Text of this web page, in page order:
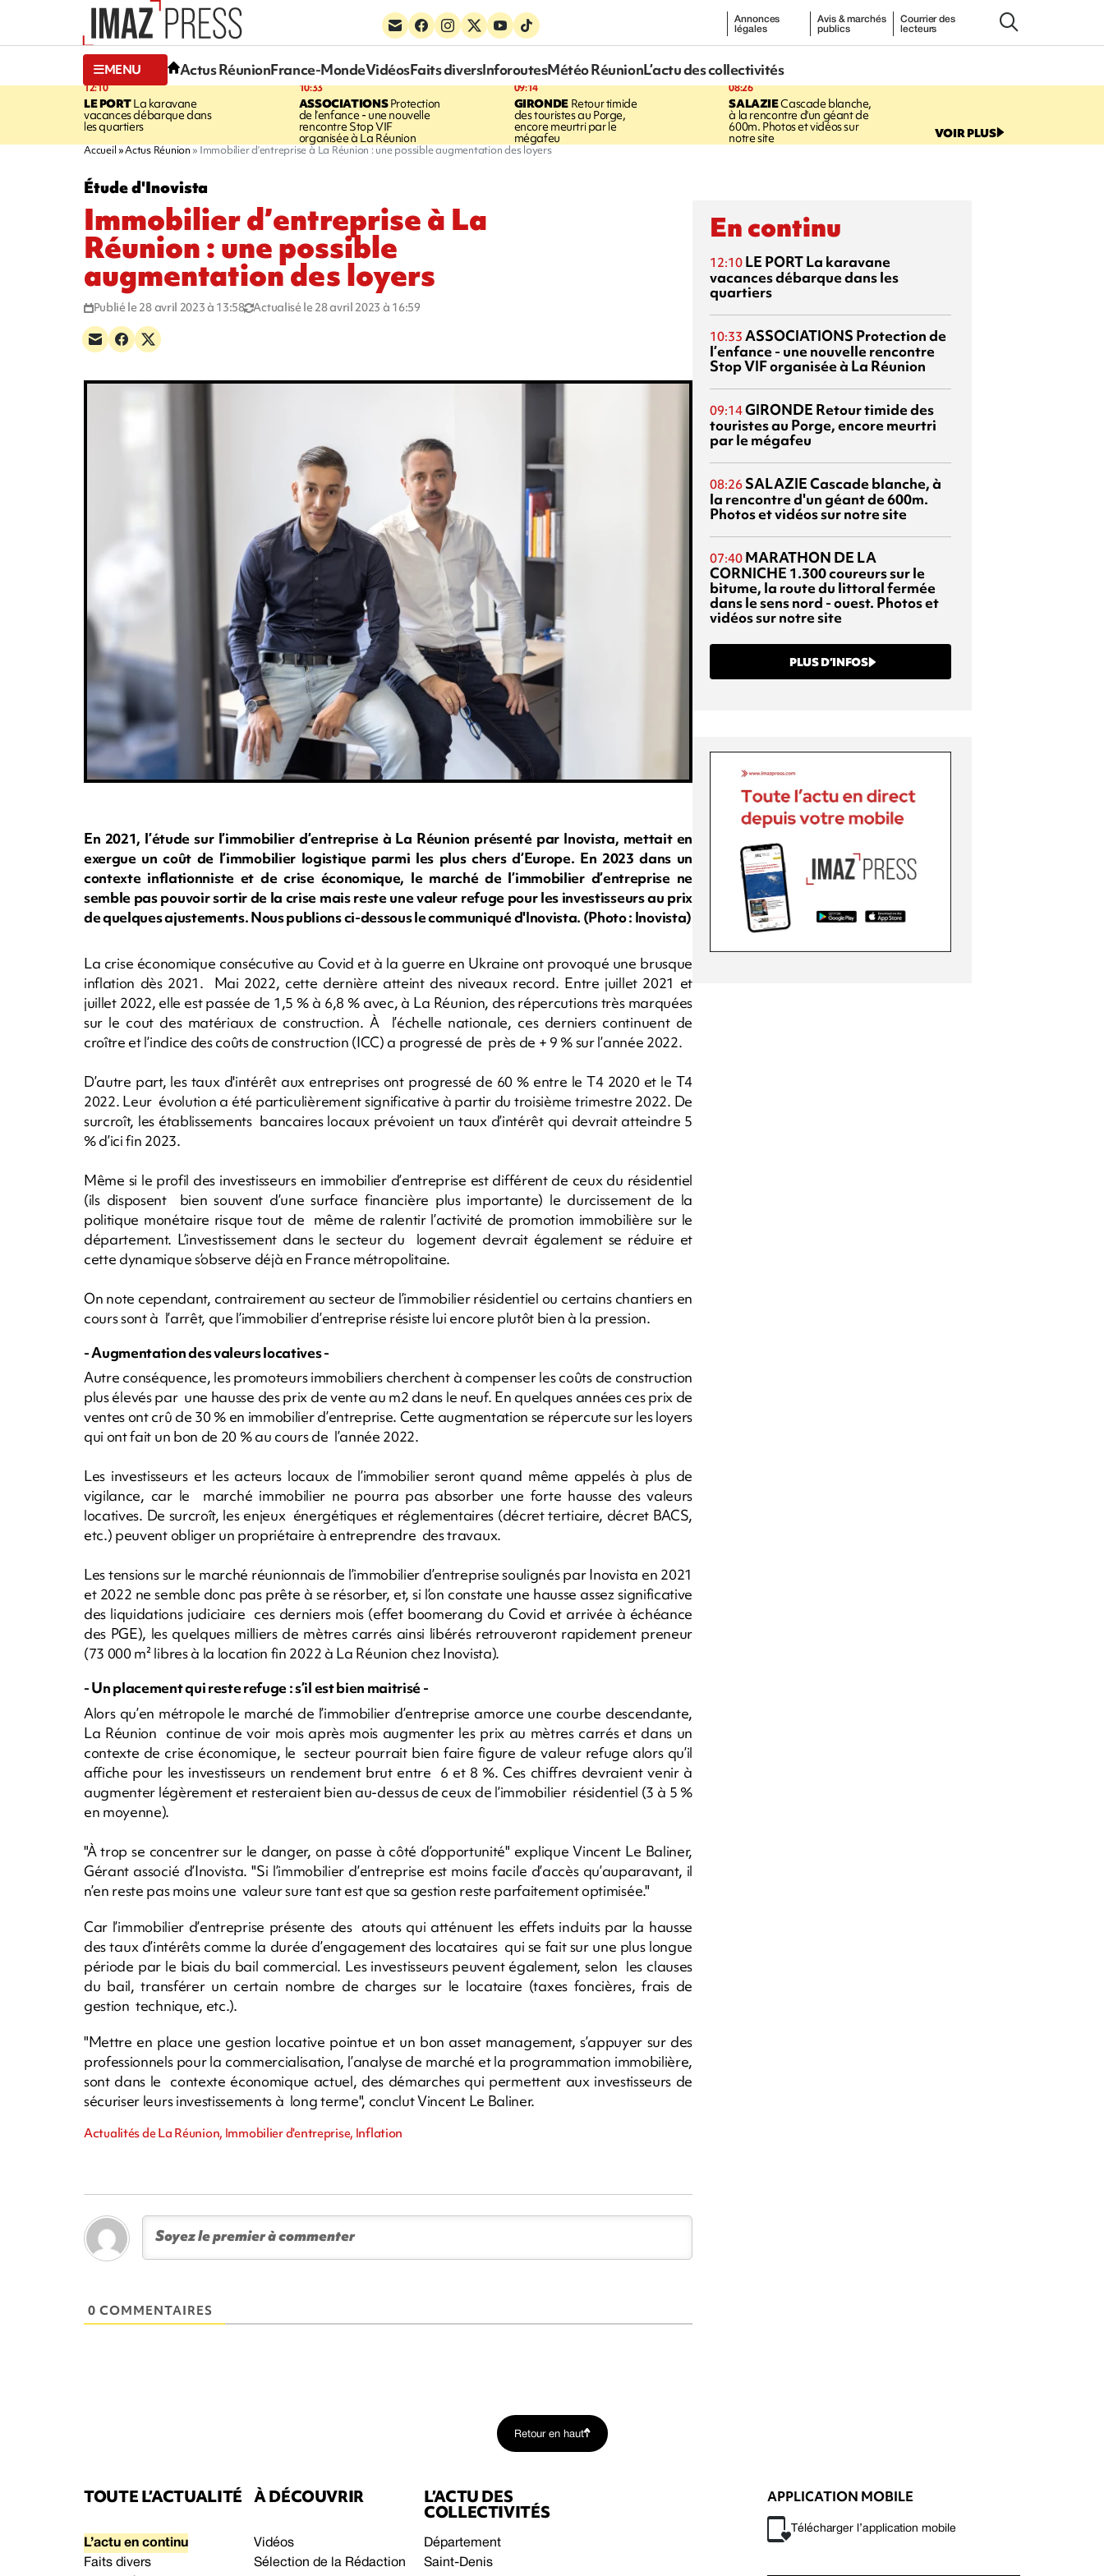
Annonces
légales
Avis & marchés
publics
Courrier des
lecteurs
MENU Actus RéunionFrance-MondeVidéosFaits diversInforoutesMétéo RéunionL’actu des collectivités
12:10
LE PORTLa karavane
vacances débarque dans
les quartiers
10:33
ASSOCIATIONSProtection
de l’enfance - une nouvelle
rencontre Stop VIF
organisée à La Réunion
09:14
GIRONDERetour timide
des touristes au Porge,
encore meurtri par le
mégafeu
08:26
SALAZIECascade blanche,
à la rencontre d'un géant de
600m. Photos et vidéos sur
notre site VOIR PLUS
Accueil Actus Réunion Immobilier d’entreprise à La Réunion : une possible augmentation des loyers
Étude d'Inovista
Immobilier d’entreprise à La
Réunion : une possible
augmentation des loyers
Publié le 28 avril 2023 à 13:58 Actualisé le 28 avril 2023 à 16:59
En 2021, l’étude sur l’immobilier d’entreprise à La Réunion présenté par Inovista, mettait en
exergue un coût de l’immobilier logistique parmi les plus chers d’Europe. En 2023 dans un
contexte inflationniste et de crise économique, le marché de l’immobilier d’entreprise ne
semble pas pouvoir sortir de la crise mais reste une valeur refuge pour les investisseurs au prix
de quelques ajustements. Nous publions ci-dessous le communiqué d'Inovista. (Photo : Inovista)
La crise économique consécutive au Covid et à la guerre en Ukraine ont provoqué une brusque
inflation dès 2021. Mai 2022, cette dernière atteint des niveaux record. Entre juillet 2021 et
juillet 2022, elle est passée de 1,5 % à 6,8 % avec, à La Réunion, des répercutions très marquées
sur le cout des matériaux de construction. À l’échelle nationale, ces derniers continuent de
croître et l’indice des coûts de construction (ICC) a progressé de près de + 9 % sur l’année 2022.
D’autre part, les taux d'intérêt aux entreprises ont progressé de 60 % entre le T4 2020 et le T4
2022. Leur évolution a été particulièrement significative à partir du troisième trimestre 2022. De
surcroît, les établissements bancaires locaux prévoient un taux d’intérêt qui devrait atteindre 5
% d’ici fin 2023.
Même si le profil des investisseurs en immobilier d’entreprise est différent de ceux du résidentiel
(ils disposent bien souvent d’une surface financière plus importante) le durcissement de la
politique monétaire risque tout de même de ralentir l’activité de promotion immobilière sur le
département. L’investissement dans le secteur du logement devrait également se réduire et
cette dynamique s’observe déjà en France métropolitaine.
On note cependant, contrairement au secteur de l’immobilier résidentiel ou certains chantiers en
cours sont à l’arrêt, que l’immobilier d’entreprise résiste lui encore plutôt bien à la pression.
- Augmentation des valeurs locatives -
Autre conséquence, les promoteurs immobiliers cherchent à compenser les coûts de construction
plus élevés par une hausse des prix de vente au m2 dans le neuf. En quelques années ces prix de
ventes ont crû de 30 % en immobilier d’entreprise. Cette augmentation se répercute sur les loyers
qui ont fait un bon de 20 % au cours de l’année 2022.
Les investisseurs et les acteurs locaux de l’immobilier seront quand même appelés à plus de
vigilance, car le marché immobilier ne pourra pas absorber une forte hausse des valeurs
locatives. De surcroît, les enjeux énergétiques et réglementaires (décret tertiaire, décret BACS,
etc.) peuvent obliger un propriétaire à entreprendre des travaux.
Les tensions sur le marché réunionnais de l’immobilier d’entreprise soulignés par Inovista en 2021
et 2022 ne semble donc pas prête à se résorber, et, si l’on constate une hausse assez significative
des liquidations judiciaire ces derniers mois (effet boomerang du Covid et arrivée à échéance
des PGE), les quelques milliers de mètres carrés ainsi libérés retrouveront rapidement preneur
(73 000 m² libres à la location fin 2022 à La Réunion chez Inovista).
- Un placement qui reste refuge : s’il est bien maitrisé -
Alors qu’en métropole le marché de l’immobilier d’entreprise amorce une courbe descendante,
La Réunion continue de voir mois après mois augmenter les prix au mètres carrés et dans un
contexte de crise économique, le secteur pourrait bien faire figure de valeur refuge alors qu’il
affiche pour les investisseurs un rendement brut entre 6 et 8 %. Ces chiffres devraient venir à
augmenter légèrement et resteraient bien au-dessus de ceux de l’immobilier résidentiel (3 à 5 %
en moyenne).
"À trop se concentrer sur le danger, on passe à côté d’opportunité" explique Vincent Le Baliner,
Gérant associé d’Inovista. "Si l’immobilier d’entreprise est moins facile d’accès qu’auparavant, il
n’en reste pas moins une valeur sure tant est que sa gestion reste parfaitement optimisée."
Car l’immobilier d’entreprise présente des atouts qui atténuent les effets induits par la hausse
des taux d’intérêts comme la durée d’engagement des locataires qui se fait sur une plus longue
période par le biais du bail commercial. Les investisseurs peuvent également, selon les clauses
du bail, transférer un certain nombre de charges sur le locataire (taxes foncières, frais de
gestion technique, etc.).
"Mettre en place une gestion locative pointue et un bon asset management, s’appuyer sur des
professionnels pour la commercialisation, l’analyse de marché et la programmation immobilière,
sont dans le contexte économique actuel, des démarches qui permettent aux investisseurs de
sécuriser leurs investissements à long terme", conclut Vincent Le Baliner.
Actualités de La Réunion, Immobilier d'entreprise, Inflation
0 COMMENTAIRES
En continu
12:10 LE PORTLa karavane
vacances débarque dans les
quartiers
10:33 ASSOCIATIONS Protection de
l’enfance - une nouvelle rencontre
Stop VIF organisée à La Réunion
09:14GIRONDE Retour timide des
touristes au Porge, encore meurtri
par le mégafeu
08:26 SALAZIECascade blanche, à
la rencontre d'un géant de 600m.
Photos et vidéos sur notre site
07:40 MARATHON DE LA
CORNICHE 1.300 coureurs sur le
bitume, la route du littoral fermée
dans le sens nord - ouest. Photos et
vidéos sur notre site
PLUS D’INFOS
Retour en haut
TOUTE L’ACTUALITÉ
L’actu en continu
Faits divers
À DÉCOUVRIR
Vidéos
Sélection de la Rédaction
L’ACTU DES
COLLECTIVITÉS
Département
Saint-Denis
APPLICATION MOBILE
Télécharger l’application mobile